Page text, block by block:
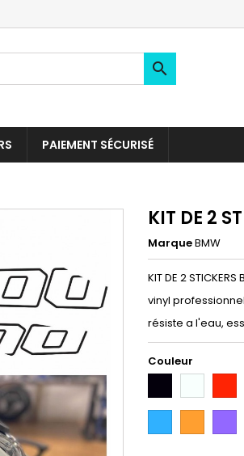

PAIEMENT SÉCURISÉ
KIT DE 2
MarqueBMW
KIT DE 2 STICKERS
vinyl
résiste a l'eau,
Couleur
Intense